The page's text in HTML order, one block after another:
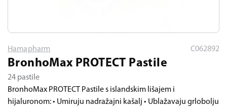
Hamapharm C062892
BronhoMax PROTECT Pastile
24 pastile
BronhoMax PROTECT Pastile s islandskim lišajem i
hijaluronom: • Umiruju nadražajni kašalj • Ublažavaju grlobolju